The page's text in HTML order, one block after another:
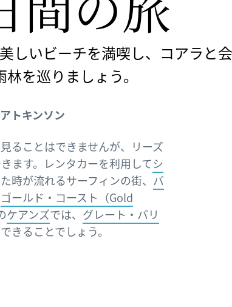
しいビーチを満喫し、コアラと会
を巡りましょう。
トキンソン
ることはできませんが、リーズ
ます。レンタカーを利用してシ
時が流れるサーフィンの街、 バ
ゴールド・コースト（Gold
ケアンズでは、 グレート・バリ
きることでしょう。